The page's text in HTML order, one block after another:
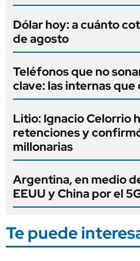
Dólar hoy: a cuánto
de agosto
Teléfonos que no
clave: las internas que
Litio: Ignacio Celorrio
retenciones y
millonarias
Argentina, en medio
EEUU y China por el
Te puede